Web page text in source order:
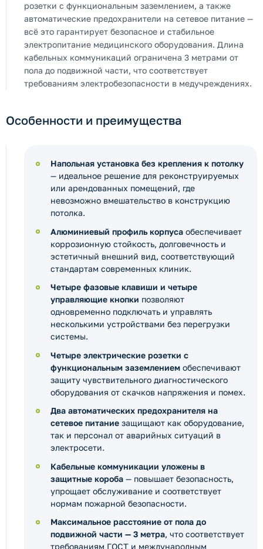
розетки с функциональным заземлением, а также
автоматические предохранители на сетевое питание —
всё это гарантирует безопасное и стабильное
электропитание медицинского оборудования. Длина
кабельных коммуникаций ограничена 3 метрами от
пола до подвижной части, что соответствует
требованиям электробезопасности в медучреждениях.
Особенности и преимущества
Напольная установка без крепления к потолку
— идеальное решение для реконструируемых
или арендованных помещений, где
невозможно вмешательство в конструкцию
потолка.
Алюминиевый профиль корпуса обеспечивает
коррозионную стойкость, долговечность и
эстетичный внешний вид, соответствующий
стандартам современных клиник.
Четыре фазовые клавиши и четыре
управляющие кнопки позволяют
одновременно подключать и управлять
несколькими устройствами без перегрузки
системы.
Четыре электрические розетки с
функциональным заземлением обеспечивают
защиту чувствительного диагностического
оборудования от скачков напряжения и помех.
Два автоматических предохранителя на
сетевое питание защищают как оборудование,
так и персонал от аварийных ситуаций в
электросети.
Кабельные коммуникации уложены в
защитные короба — повышает безопасность,
упрощает обслуживание и соответствует
нормам пожарной безопасности.
Максимальное расстояние от пола до
подвижной части — 3 метра, что соответствует
требованиям ГОСТ и международным